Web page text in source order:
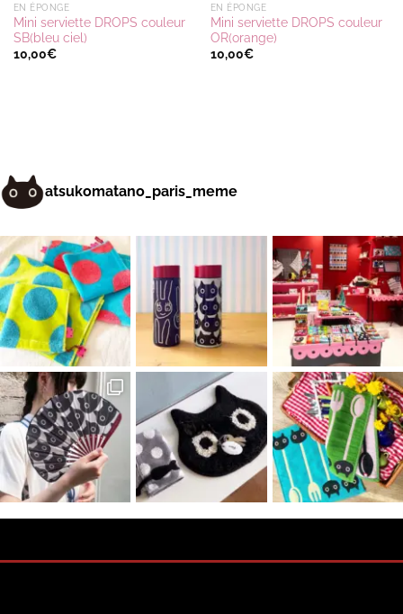
EN ÉPONGE
Mini serviette DROPS couleur
SB(bleu ciel)
10,00€
EN ÉPONGE
Mini serviette DROPS couleur
OR(orange)
10,00€
atsukomatano_paris_meme